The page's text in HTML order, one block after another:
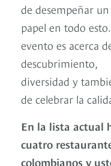
de desempeñar un
papel en todo
evento es acerca
descubrimiento,
diversidad y
de celebrar la
En la lista actual
cuatro
colombianos y